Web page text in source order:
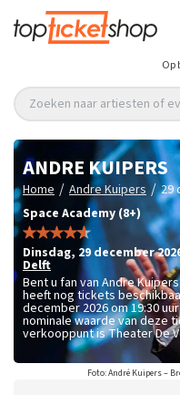
Op
Zoeken naar artiesten of
ANDRE KUIPERS
Home / Andre Kuipers / 29
Space Academy (8+)
dinsdag, 29 december
Delft
Bent u fan van Andre
heeft nog tickets
december 2026 om 19:30
nominale waarde van deze
verkooppunt is Theater De
Foto: André Kuipers –